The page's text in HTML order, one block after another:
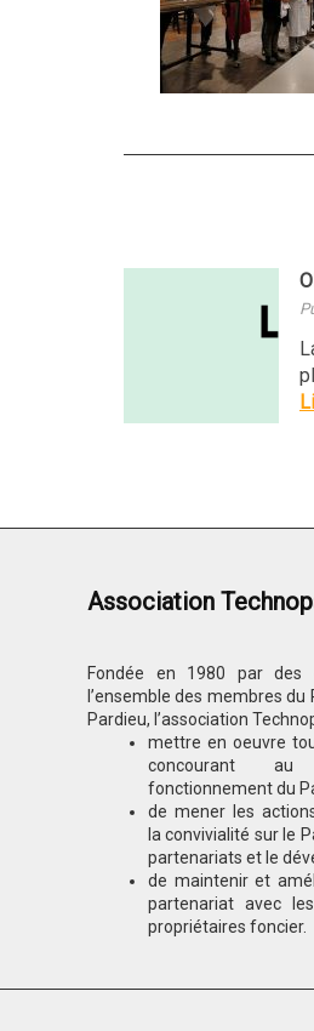
Association
Fondée en 1980 par des
l’ensemble des membres du
Pardieu, l’association
mettre en oeuvre
concourant au
fonctionnement du
de mener les
la convivialité sur le
partenariats et le
de maintenir et
partenariat avec
propriétaires foncier.